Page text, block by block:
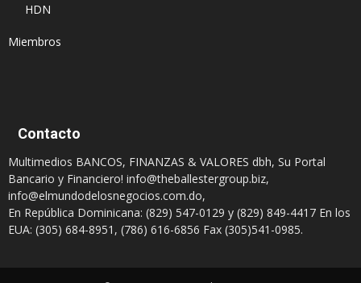
HDN
Miembros
Contacto
Multimedios BANCOS, FINANZAS & VALORES dbh, Su Portal
Bancario y Financiero! info@theballestergroup.biz,
info@elmundodelosnegocios.com.do,
En República Dominicana: (829) 547-0129 y (829) 849-4417 En los
EUA: (305) 684-8951, (786) 616-6856 Fax (305)541-0985.